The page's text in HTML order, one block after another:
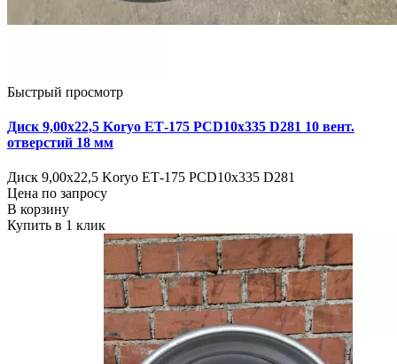
Быстрый просмотр
Диск 9,00х22,5 Koryo ЕТ-175 PCD10x335 D281 10 вент.
отверстий 18 мм
Диск 9,00х22,5 Koryo ЕТ-175 PCD10x335 D281
Цена по запросу
В корзину
Купить в 1 клик